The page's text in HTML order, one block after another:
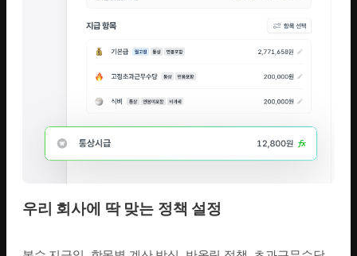
우리 회사에 딱 맞는 정책 설정